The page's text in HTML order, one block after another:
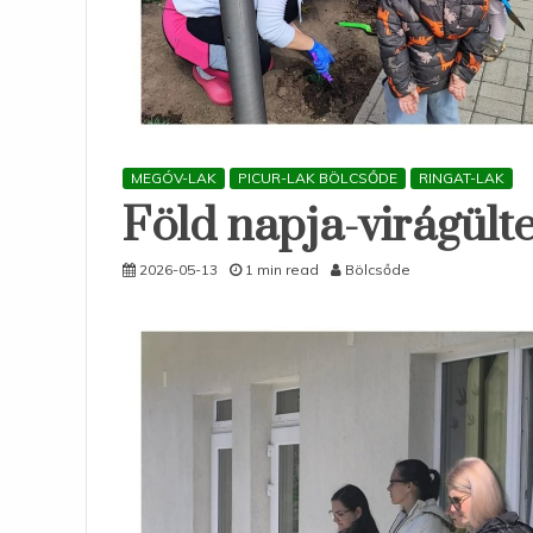
MEGÓV-LAK PICUR-LAK BÖLCSŐDE RINGAT-LAK
Föld napja-
2026-05-13 1 min read Bölcsőde